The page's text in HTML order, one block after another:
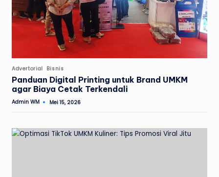
Posted
in
Advertorial Bisnis
Panduan Digital Printing untuk Brand UMKM
agar Biaya Cetak Terkendali
Posted
Admin WM Mei 15, 2026